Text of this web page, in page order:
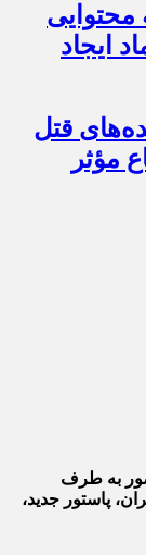
ایجاد
قتل
مؤثر
به طرف
دفتر تهران : تهران، پاستور جدید،